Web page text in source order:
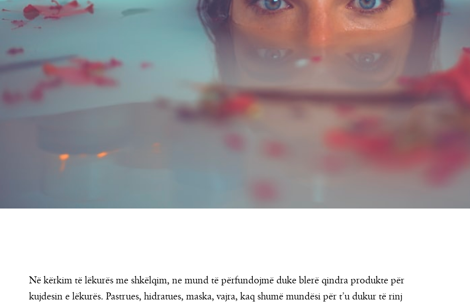
Në kërkim të lëkurës me shkëlqim, ne mund të përfundojmë duke blerë qindra produkte për
kujdesin e lëkurës. Pastrues, hidratues, maska, vajra, kaq shumë mundësi për t’u dukur të rinj